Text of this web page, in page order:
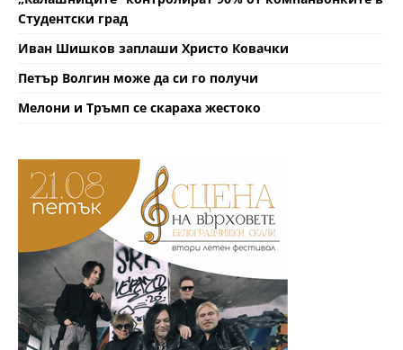
Студентски град
Иван Шишков заплаши Христо Ковачки
Петър Волгин може да си го получи
Мелони и Тръмп се скараха жестоко